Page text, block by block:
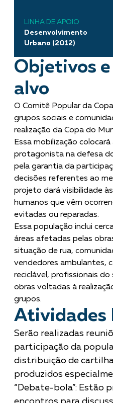
LINHA DE APOIO
Desenvolvimento
Urbano (2012)
Objetivos
alvo
O Comitê Popular da
grupos sociais e
realização da Copa do
Essa mobilização
protagonista na defesa
pela garantia da
decisões referentes ao
projeto dará visibilidade
humanos que vêm
evitadas ou reparadas.
Essa população inclui
áreas afetadas pelas
situação de rua,
vendedores ambulantes,
reciclável, profissionais
obras voltadas à
grupos.
Atividades
Serão realizadas
participação da
distribuição de
produzidos
“Debate-bola”: Estão